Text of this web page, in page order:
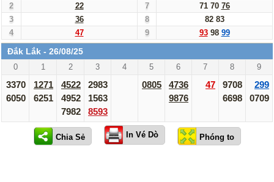
2
22 7 71 70 76
3
36 8 82 83
4
47 9 93 98 99
Đắk Lắk - 26/08/25
0 1 2 3 4 5 6 7 8 9
3370
6050
1271
6251
4522
4952
7982
2983
1563
8593
0805
4736
9876
47
9708
6698
299
0709
In Vé Dò